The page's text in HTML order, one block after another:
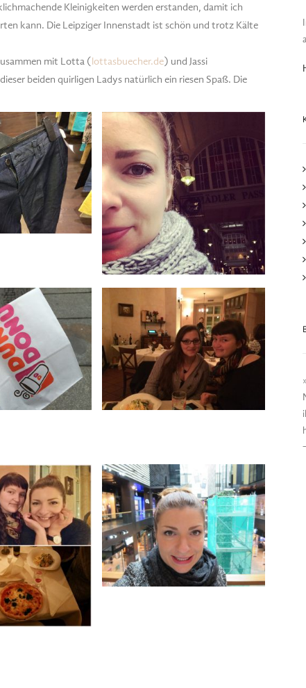
Kleinigkeiten werden erstanden, damit ich
kann. Die Leipziger Innenstadt ist schön und trotz Kälte
mit Lotta (lottasbuecher.de) und Jassi
beiden quirligen Ladys natürlich ein riesen Spaß. Die